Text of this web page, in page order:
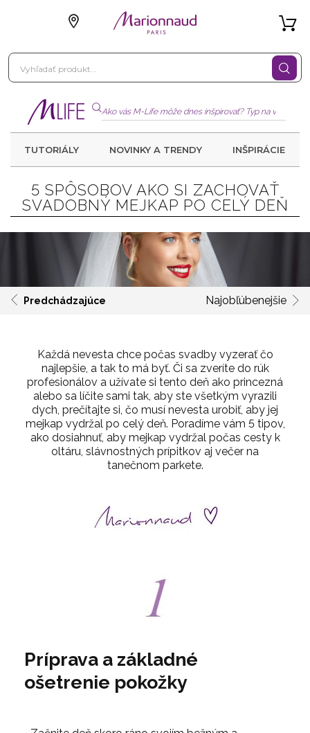
TUTORIÁLY NOVINKY A TRENDY INŠPIRÁCIE
5 SPÔSOBOV AKO SI ZACHOVAŤ
SVADOBNÝ MEJKAP PO CELÝ DEŇ
Predchádzajúce Najobľúbenejšie
Každá nevesta chce počas svadby vyzerať čo
najlepšie, a tak to má byť. Či sa zveríte do rúk
profesionálov a užívate si tento deň ako princezná
alebo sa líčite sami tak, aby ste všetkým vyrazili
dych, prečítajte si, čo musí nevesta urobiť, aby jej
mejkap vydržal po celý deň. Poradíme vám 5 tipov,
ako dosiahnuť, aby mejkap vydržal počas cesty k
oltáru, slávnostných prípitkov aj večer na
tanečnom parkete.
Príprava a základné
ošetrenie pokožky